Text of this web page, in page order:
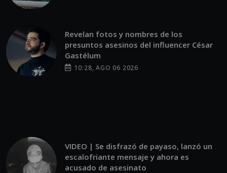
Revelan fotos y nombres de los
presuntos asesinos del influencer César
Gastélum
10:28, AGO 06 2026
VIDEO | Se disfrazó de payaso, lanzó un
escalofriante mensaje y ahora es
acusado de asesinato